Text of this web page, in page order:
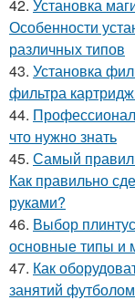
42. Установка
Особенности
различных типов
43. Установка
фильтра
44.
что нужно знать
45. Самый
Как правильно
руками?
46. Выбор
основные типы и
47. Как
занятий